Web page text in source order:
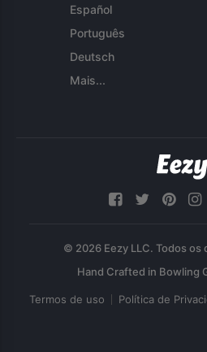
Español
Português
Deutsch
Mais...
© 2026 Eezy LLC. Todos os
Termos de uso Política de